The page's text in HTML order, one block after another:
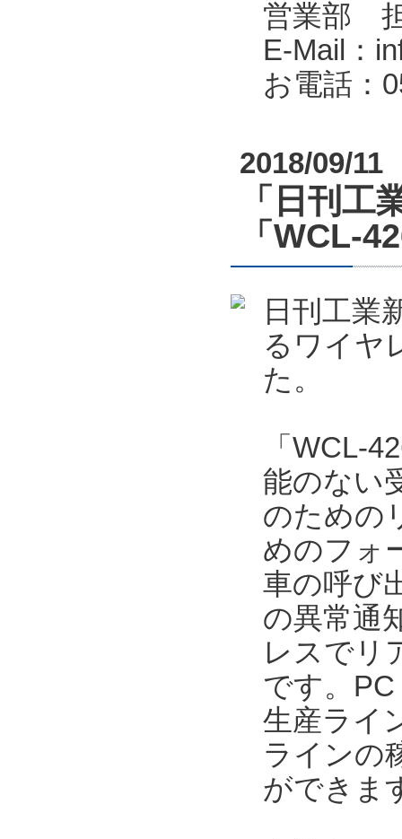
営業部
E-Mail：
お電話：
2018/09/11
「日刊工
「WCL-
日刊工業
るワイヤ
た。
「WCL-
能のない
のための
めのフォ
車の呼び
の異常通
レスでリ
です。
生産ライ
ラインの
ができま